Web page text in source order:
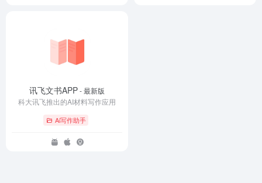
讯飞文书APP- 最新版
科大讯飞推出的AI材料写作应用
Ai写作助手